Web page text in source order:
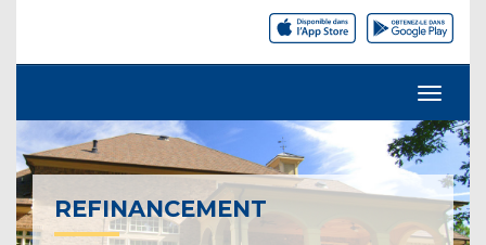
REFINANCEMENT